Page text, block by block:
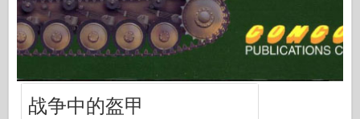
龙
爱德华
E.T. 模型
精细模具
战争中的盔甲